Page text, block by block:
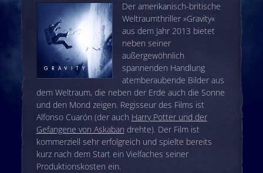
Der amerikanisch-britische
Weltraumthriller »Gravity«
aus dem Jahr 2013 bietet
neben seiner
außergewöhnlich
spannenden Handlung
atemberaubende Bilder aus
dem Weltraum, die neben der Erde auch die Sonne
und den Mond zeigen. Regisseur des Films ist
Alfonso Cuarón (der auch Harry Potter und der
Gefangene von Askaban drehte). Der Film ist
kommerziell sehr erfolgreich und spielte bereits
kurz nach dem Start ein Vielfaches seiner
Produktionskosten ein.